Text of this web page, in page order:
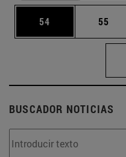
Página
54 Página
55
BUSCADOR NOTICIAS